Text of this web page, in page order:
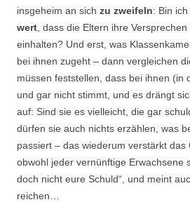
insgeheim an sich zu zweifeln: Bin
wert , dass die Eltern ihre
einhalten? Und erst, was
bei ihnen zugeht – dann vergleichen
müssen feststellen, dass bei ihnen (in
und gar nicht stimmt, und es drängt
auf: Sind sie es vielleicht, die gar
dürfen sie auch nichts erzählen, was
passiert – das wiederum verstärkt das
obwohl jeder vernünftige Erwachsene
doch nicht eure Schuld“, und meint
reichen…